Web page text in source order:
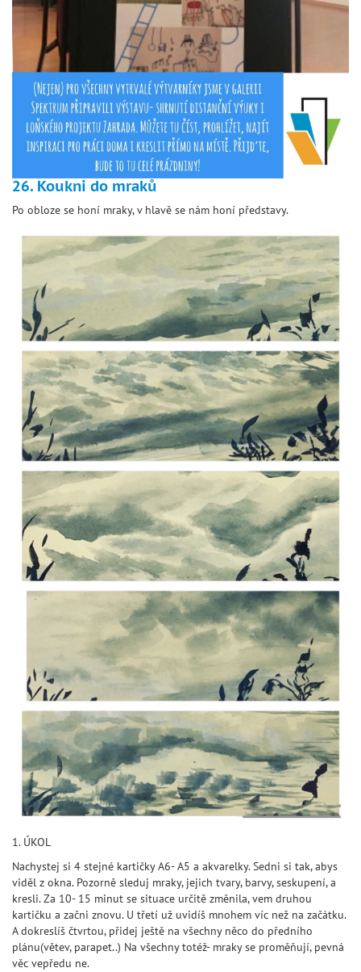
26. Koukni do mraků
Po obloze se honí mraky, v hlavě se nám honí představy.
1. ÚKOL
Nachystej si 4 stejné kartičky A6- A5 a akvarelky. Sedni si tak, abys
viděl z okna. Pozorně sleduj mraky, jejich tvary, barvy, seskupení, a
kresli. Za 10- 15 minut se situace určitě změnila, vem druhou
kartičku a začni znovu. U třetí už uvidíš mnohem víc než na začátku.
A dokreslíš čtvrtou, přidej ještě na všechny něco do předního
plánu(větev, parapet..) Na všechny totéž- mraky se proměňují, pevná
věc vepředu ne.